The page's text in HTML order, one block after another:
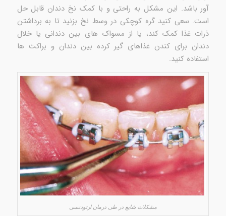
آور باشد. این مشکل به راحتی و با کمک نخ دندان قابل حل
است. سعی کنید گره کوچکی در وسط نخ بزنید تا به برداشتن
ذرات غذا کمک کند، یا از مسواک های بین دندانی یا خلال
دندان برای کندن غذاهای گیر کرده بین دندان و براکت ها
استفاده کنید.
مشکلات شایع در طی درمان ارتودنسی